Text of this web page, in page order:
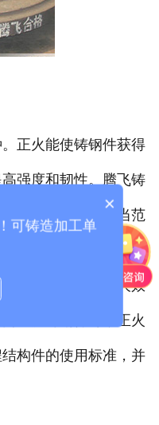
正火能使铸钢件获得
强度和韧性。腾飞铸
临界温度以上适当范
过程中，严格监控加
风条件，确保正火效
强度铸钢件时，正火
构件的使用标准，并
×
可铸造加工单